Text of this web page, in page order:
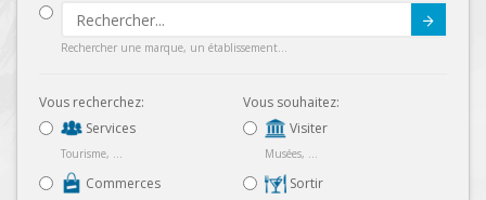
Rechercher une marque, un établissement...
Vous recherchez:
Services
Tourisme, ...
Commerces
Vous souhaitez:
Visiter
Musées, ...
Sortir